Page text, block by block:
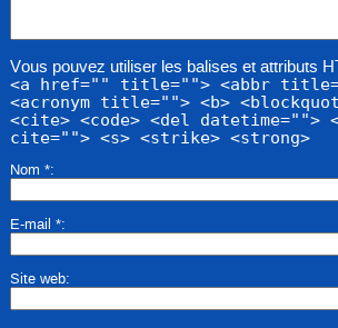
Vous pouvez utiliser les balises et attributs
<a href="" title=""> <abbr
<acronym title=""> <b>
<cite> <code> <del datetime="">
cite=""> <s> <strike> <strong>
Nom *
E-mail *
Site web